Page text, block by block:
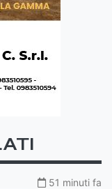
51 minuti fa